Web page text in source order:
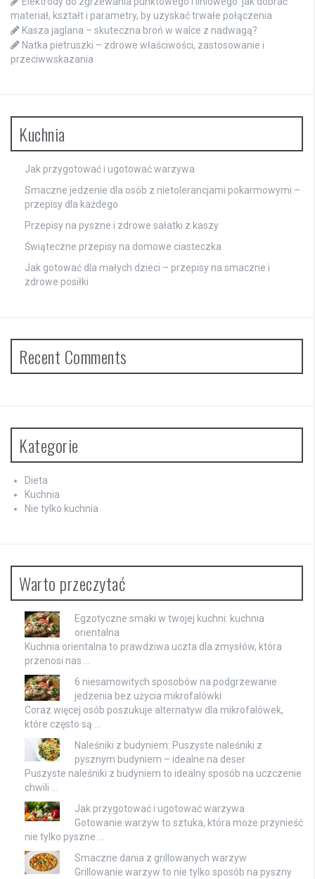
materiał, kształt i parametry, by uzyskać trwałe połączenia
Kasza jaglana – skuteczna broń w walce z nadwagą?
Natka pietruszki – zdrowe właściwości, zastosowanie i
przeciwwskazania
Kuchnia
Jak przygotować i ugotować warzywa
Smaczne jedzenie dla osób z nietolerancjami pokarmowymi –
przepisy dla każdego
Przepisy na pyszne i zdrowe sałatki z kaszy
Świąteczne przepisy na domowe ciasteczka
Jak gotować dla małych dzieci – przepisy na smaczne i
zdrowe posiłki
Recent Comments
Kategorie
Dieta
Kuchnia
Nie tylko kuchnia
Warto przeczytać
Egzotyczne smaki w twojej kuchni: kuchnia
orientalna
Kuchnia orientalna to prawdziwa uczta dla zmysłów, która
przenosi nas …
6 niesamowitych sposobów na podgrzewanie
jedzenia bez użycia mikrofalówki
Coraz więcej osób poszukuje alternatyw dla mikrofalówek,
które często są …
Naleśniki z budyniem: Puszyste naleśniki z
pysznym budyniem – idealne na deser
Puszyste naleśniki z budyniem to idealny sposób na uczczenie
chwili …
Jak przygotować i ugotować warzywa
Gotowanie warzyw to sztuka, która może przynieść
nie tylko pyszne …
Smaczne dania z grillowanych warzyw
Grillowanie warzyw to nie tylko sposób na pyszny